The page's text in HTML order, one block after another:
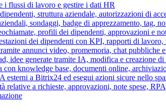
i flussi di lavoro e gestire i dati HR
struttura aziendale, autorizzazioni di
sondaggi, badge di apprezzamento, tag,
profili dei dipendenti, approvazioni e
dei dipendenti con KPI, rapporti di lavoro,
annunci video, promemoria, chat pubbliche
idee generate tramite IA, modifica e creazione
con knowledge base, documenti online,
esterni a Bitrix24 ed esegui azioni sicure nello
relative a richieste, approvazioni, note spese,